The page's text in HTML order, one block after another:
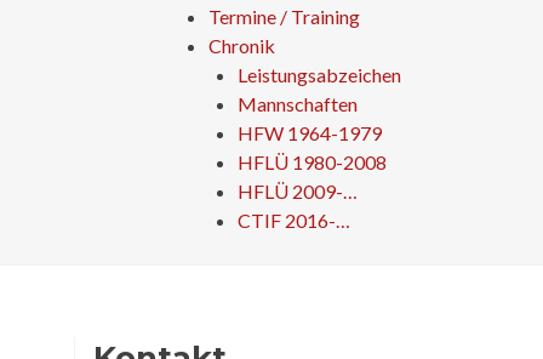
Termine / Training
Chronik
Leistungsabzeichen
Mannschaften
HFW 1964-1979
HFLÜ 1980-2008
HFLÜ 2009-…
CTIF 2016-…